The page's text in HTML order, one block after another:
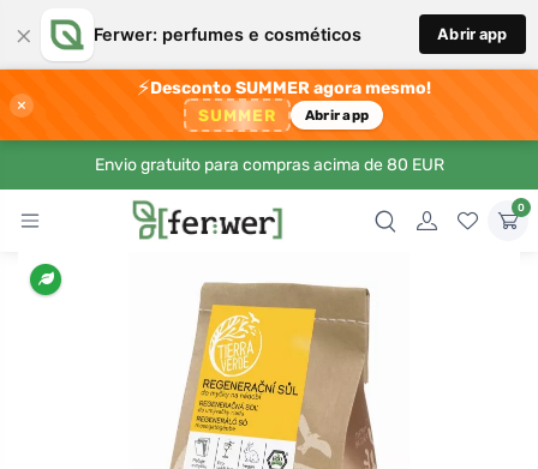
× Ferwer: perfumes e cosméticos Abrir app
×
⚡Desconto SUMMER agora mesmo!
SUMMER Abrir app
Envio gratuito para compras acima de 80 EUR
0